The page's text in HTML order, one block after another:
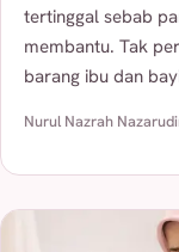
tertinggal sebab
membantu. Tak
barang ibu dan
Nurul Nazrah